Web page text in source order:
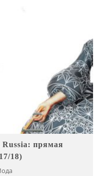
Russia: прямая
18)